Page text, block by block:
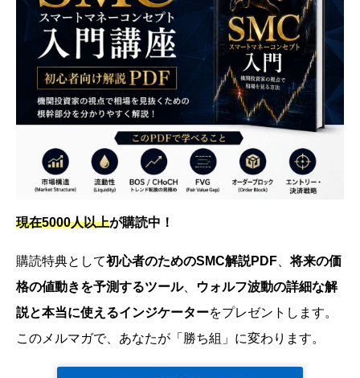
現在5000人以上が購読中！
購読特典として初心者のためのSMC解説PDF 、将来の価
格の値動きを予測するツール、
ウォルフ波動の詳細な解
説と本当に使えるインジケーターをプレゼントします。
このメルマガで、あなたが「勝ち組」に変わります。